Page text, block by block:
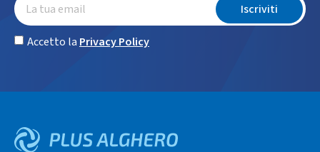
Accetto la Privacy Policy
Iscriviti